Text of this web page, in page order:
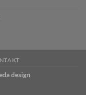
design